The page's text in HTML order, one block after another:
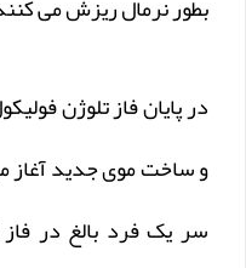
در پایان فاز تلوژن